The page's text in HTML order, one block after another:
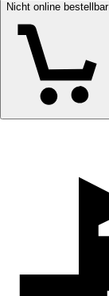
Nicht online bestellbar